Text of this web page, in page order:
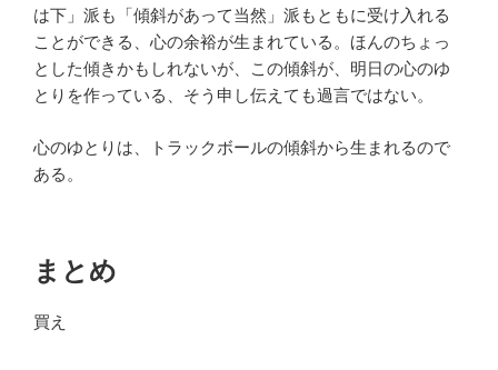
は下」派も「傾斜があって当然」派もともに受け入れる
ことができる、心の余裕が生まれている。ほんのちょっ
とした傾きかもしれないが、この傾斜が、明日の心のゆ
とりを作っている、そう申し伝えても過言ではない。
心のゆとりは、トラックボールの傾斜から生まれるので
ある。
まとめ
買え